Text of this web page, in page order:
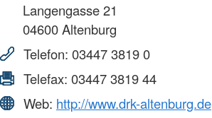
Langengasse 21
04600Altenburg
Telefon: 03447 3819 0
Telefax: 03447 3819 44
Web: http://www.drk-altenburg.de